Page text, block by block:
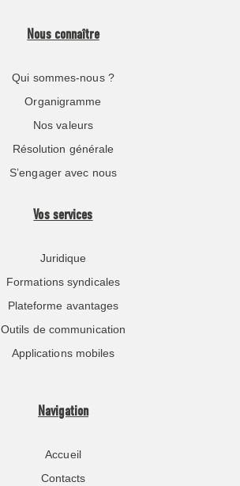
Nous connaître
Qui sommes-nous ?
Organigramme
Nos valeurs
Résolution générale
S’engager avec nous
Vos services
Juridique
Formations syndicales
Plateforme avantages
Outils de communication
Applications mobiles
Navigation
Accueil
Contacts